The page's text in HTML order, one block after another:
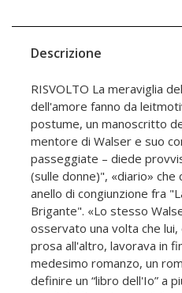
Descrizione
RISVOLTO La meraviglia
dell'amore fanno da
postume, un manoscritto
mentore di Walser e suo
passeggiate – diede
(sulle donne)", «diario»
anello di congiunzione fra
Brigante". «Lo stesso
osservato una volta che
prosa all'altro, lavorava in
medesimo romanzo, un
definire un “libro dell'Io” a